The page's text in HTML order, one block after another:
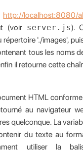
http://localhost:8080/
(voir server.js).
'./images',
tous les noms
il retourne cette
HTML
au navigateur
quelconque. La
du texte au
utiliser la